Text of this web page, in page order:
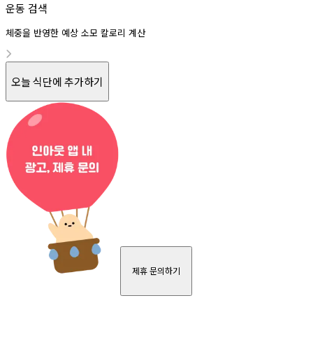
운동 검색
체중을 반영한 예상 소모 칼로리 계산
오늘 식단에 추가하기
제휴 문의하기